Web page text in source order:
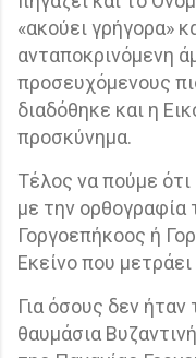
«ακούει γρήγορα»
ανταποκρινόμενη
προσευχόμενους
διαδόθηκε και η
προσκύνημα.
Τέλος να πούμε ότι
με την ορθογραφία
Γοργοεπήκοος ή
Εκείνο που
Για όσους δεν
θαυμάσια